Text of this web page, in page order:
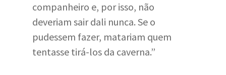
companheiro e, por isso, não
deveriam sair dali nunca. Se o
pudessem fazer, matariam quem
tentasse tirá-los da caverna.”